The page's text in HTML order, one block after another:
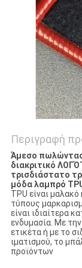
Περιγραφή
Άμεσο πωλώντας
διακριτικό
τρισδιάστατο
μόδα λαμπρό
TPU είναι
τύπους
είναι ιδιαίτερα
ενδυμασία. Με
ετικέτα ή με το
ιματισμού, το
προϊόντων